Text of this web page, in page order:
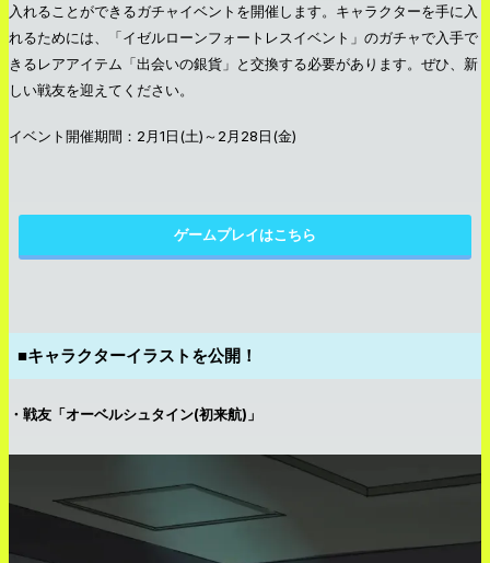
入れることができるガチャイベントを開催します。キャラクターを手に入
れるためには、「イゼルローンフォートレスイベント」のガチャで入手で
きるレアアイテム「出会いの銀貨」と交換する必要があります。ぜひ、新
しい戦友を迎えてください。
イベント開催期間：2月1日(土)～2月28日(金)
ゲームプレイはこちら
■キャラクターイラストを公開！
・戦友「オーベルシュタイン(初来航)」